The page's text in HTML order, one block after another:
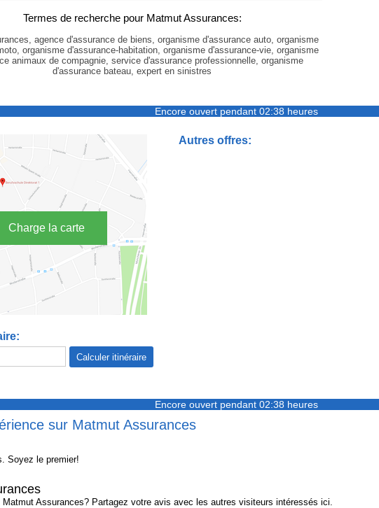
Termes de recherche pour Matmut Assurances:
agence d'assurance de biens, organisme d'assurance auto, organisme
organisme d'assurance-habitation, organisme d'assurance-vie, organisme
animaux de compagnie, service d'assurance professionnelle, organisme
d'assurance bateau, expert en sinistres
Encore ouvert pendant 02:38 heures
Charge la carte
Autres offres:
Encore ouvert pendant 02:38 heures
sur Matmut Assurances
Soyez le premier!
Matmut Assurances? Partagez votre avis avec les autres visiteurs intéressés ici.